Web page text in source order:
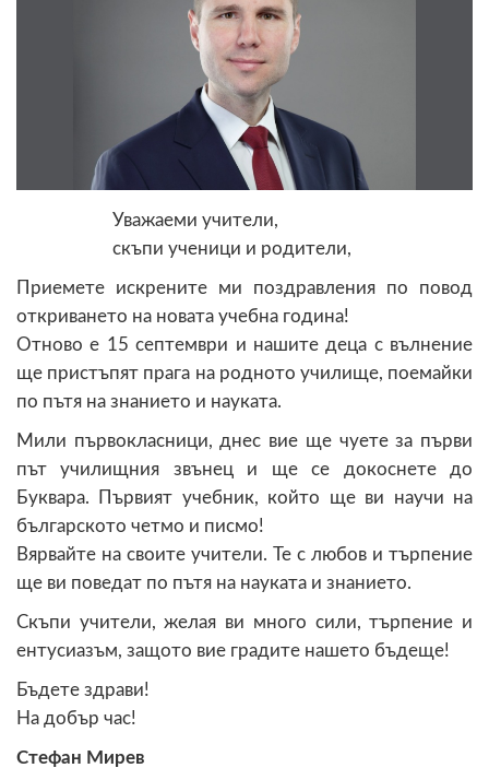
Уважаеми учители,
скъпи ученици и родители,
Приемете искрените ми поздравления по повод
откриването на новата учебна година!
Отново е 15 септември и нашите деца с вълнение
ще пристъпят прага на родното училище, поемайки
по пътя на знанието и науката.
Мили първокласници, днес вие ще чуете за първи
път училищния звънец и ще се докоснете до
Буквара. Първият учебник, който ще ви научи на
българското четмо и писмо!
Вярвайте на своите учители. Те с любов и търпение
ще ви поведат по пътя на науката и знанието.
Скъпи учители, желая ви много сили, търпение и
ентусиазъм, защото вие градите нашето бъдеще!
Бъдете здрави!
На добър час!
Стефан Мирев